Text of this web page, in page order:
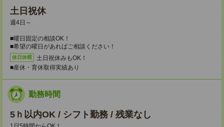
土日祝休
週4日～
■曜日固定の相談OK！
■希望の曜日があればご相談ください！
休日休暇
土日祝休みもOK！
■産休・育休取得実績あり
勤務時間
5ｈ以内OK / シフト勤務 / 残業なし